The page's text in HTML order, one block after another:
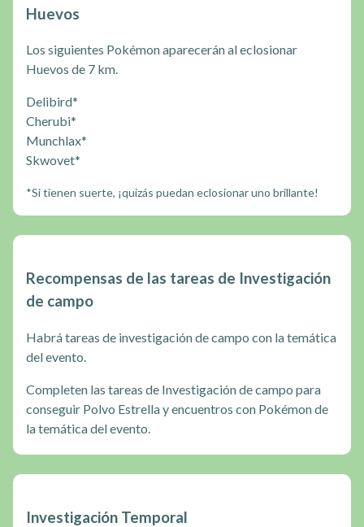
Huevos
Los siguientes Pokémon aparecerán al eclosionar
Huevos de 7 km.
Delibird*
Cherubi*
Munchlax*
Skwovet*
*Si tienen suerte, ¡quizás puedan eclosionar uno brillante!
Recompensas de las tareas de Investigación
de campo
Habrá tareas de investigación de campo con la temática
del evento.
Completen las tareas de Investigación de campo para
conseguir Polvo Estrella y encuentros con Pokémon de
la temática del evento.
Investigación Temporal